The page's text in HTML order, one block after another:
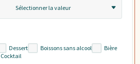
Sélectionner la valeur
Dessert Boissons sans alcool
Bière
Cocktail